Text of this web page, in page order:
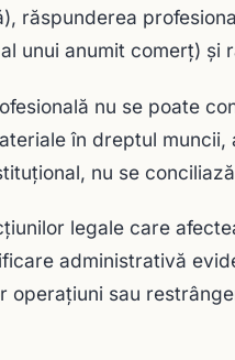
răspunderea
unui anumit comerţ) şi
nu se poate
în dreptul
nu se
legale care
administrativă
operaţiuni sau